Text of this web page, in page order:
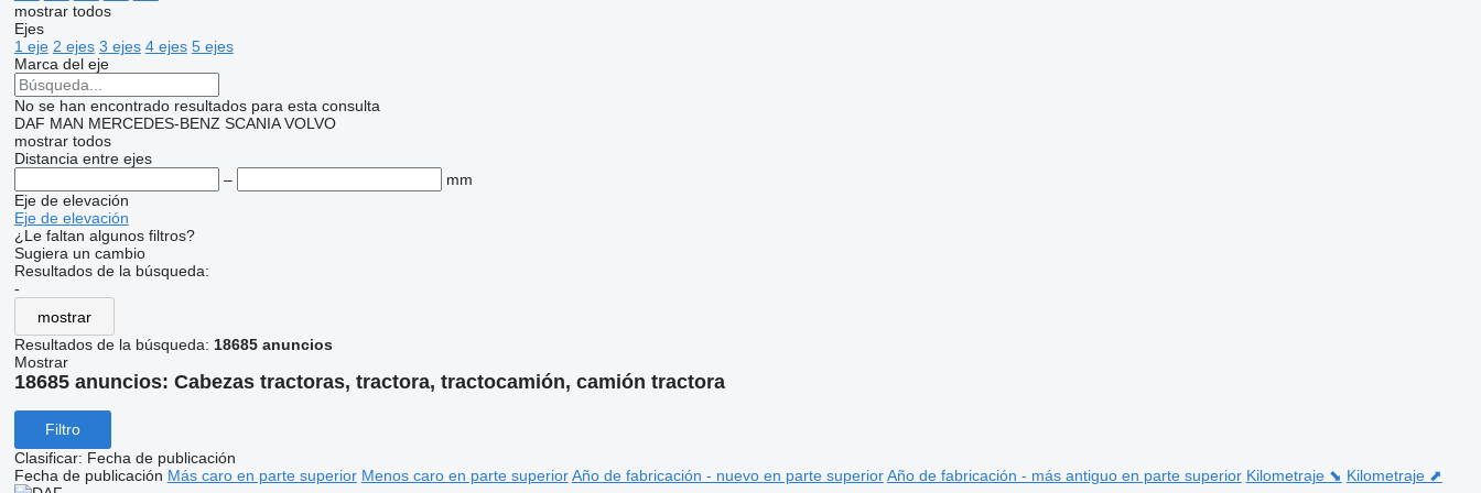
mostrar todos
Ejes
1 eje 2 ejes 3 ejes 4 ejes 5 ejes
Marca del eje
No se han encontrado resultados para esta consulta
DAF MAN MERCEDES-BENZ SCANIA VOLVO
mostrar todos
Distancia entre ejes
–
mm
Eje de elevación
Eje de elevación
¿Le faltan algunos filtros?
Sugiera un cambio
Resultados de la búsqueda:
-
mostrar
Resultados de la búsqueda: 18685 anuncios
Mostrar
18685 anuncios: Cabezas tractoras, tractora, tractocamión, camión tractora
Filtro
Clasificar: Fecha de publicación
Fecha de publicación Más caro en parte superior Menos caro en parte superior Año de fabricación - nuevo en parte superior Año de fabricación - más antiguo en parte superior Kilometraje ⬊ Kilometraje ⬈